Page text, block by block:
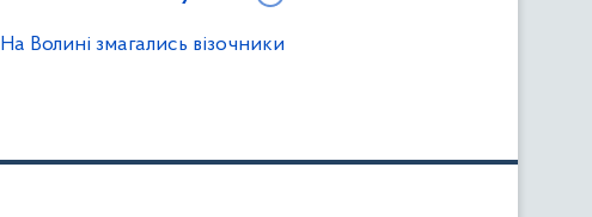
На Волині змагались візочники